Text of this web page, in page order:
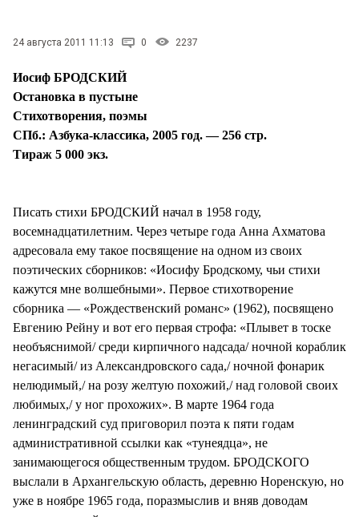
СТИЛЬ ЖИЗНИ
24 августа 2011 11:13 0 2237
Иосиф БРОДСКИЙ
Остановка в пустыне
Стихотворения, поэмы
СПб.: Азбука-классика, 2005 год. — 256 стр.
Тираж 5 000 экз.
Писать стихи БРОДСКИЙ начал в 1958 году,
восемнадцатилетним. Через четыре года Анна Ахматова
адресовала ему такое посвящение на одном из своих
поэтических сборников: «Иосифу Бродскому, чьи стихи
кажутся мне волшебными». Первое стихотворение
сборника — «Рождественский романс» (1962), посвящено
Евгению Рейну и вот его первая строфа: «Плывет в тоске
необъяснимой/ среди кирпичного надсада/ ночной кораблик
негасимый/ из Александровского сада,/ ночной фонарик
нелюдимый,/ на розу желтую похожий,/ над головой своих
любимых,/ у ног прохожих». В марте 1964 года
ленинградский суд приговорил поэта к пяти годам
административной ссылки как «тунеядца», не
занимающегося общественным трудом. БРОДСКОГО
выслали в Архангельскую область, деревню Норенскую, но
уже в ноябре 1965 года, поразмыслив и вняв доводам